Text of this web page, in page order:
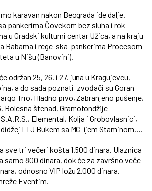
karavan nakon Beograda ide dalje.
pankerima Čovekom bez sluha i rok
u Gradski kulturni centar Užica, a na kraju
Babama i rege-ska-pankerima Procesom
u Nišu (Banovini).
održan 25, 26. i 27. juna u Kragujevcu,
a do sada poznati izvođači su Goran
Trio, Hladno pivo, Zabranjeno pušenje,
Bolesna štenad, Gramofondžije
Elemental, Kolja i Grobovlasnici,
LTJ Bukem sa MC-ijem Staminom….
sve tri večeri košta 1.500 dinara. Ulaznica
samo 800 dinara, dok će za završno veče
odnosno VIP ložu 2.000 dinara.
Eventim.